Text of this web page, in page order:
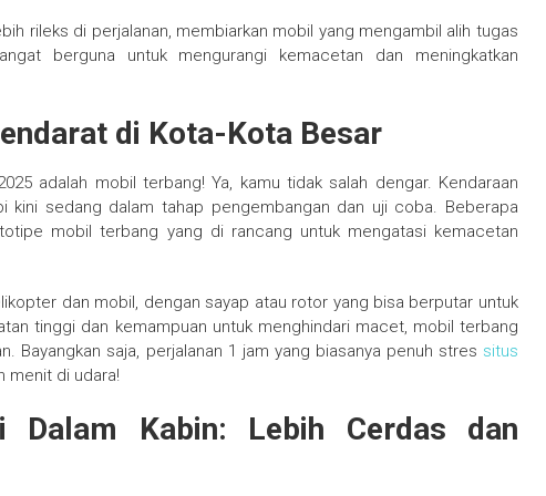
rileks di perjalanan, membiarkan mobil yang mengambil alih tugas
berguna untuk mengurangi kemacetan dan meningkatkan
di Kota-Kota Besar
adalah mobil terbang! Ya, kamu tidak salah dengar. Kendaraan
kini sedang dalam tahap pengembangan dan uji coba. Beberapa
mobil terbang yang di rancang untuk mengatasi kemacetan
dan mobil, dengan sayap atau rotor yang bisa berputar untuk
tinggi dan kemampuan untuk menghindari macet, mobil terbang
Bayangkan saja, perjalanan 1 jam yang biasanya penuh stres situs
menit di udara!
Dalam Kabin: Lebih Cerdas dan